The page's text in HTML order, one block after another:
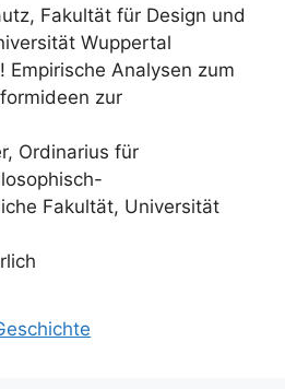
Fakultät für Design und
Wuppertal
Empirische Analysen zum
zur
Ordinarius für
Fakultät, Universität